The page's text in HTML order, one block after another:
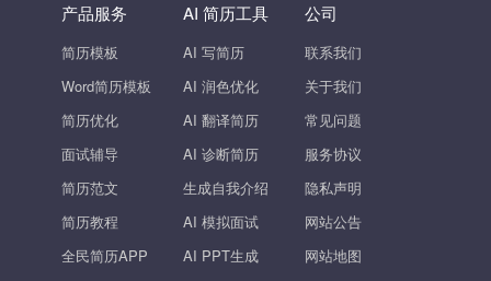
产品服务
简历模板
Word简历模板
简历优化
面试辅导
简历范文
简历教程
全民简历APP
AI 简历工具
AI 写简历
AI 润色优化
AI 翻译简历
AI 诊断简历
生成自我介绍
AI 模拟面试
AI PPT生成
公司
联系我们
关于我们
常见问题
服务协议
隐私声明
网站公告
网站地图